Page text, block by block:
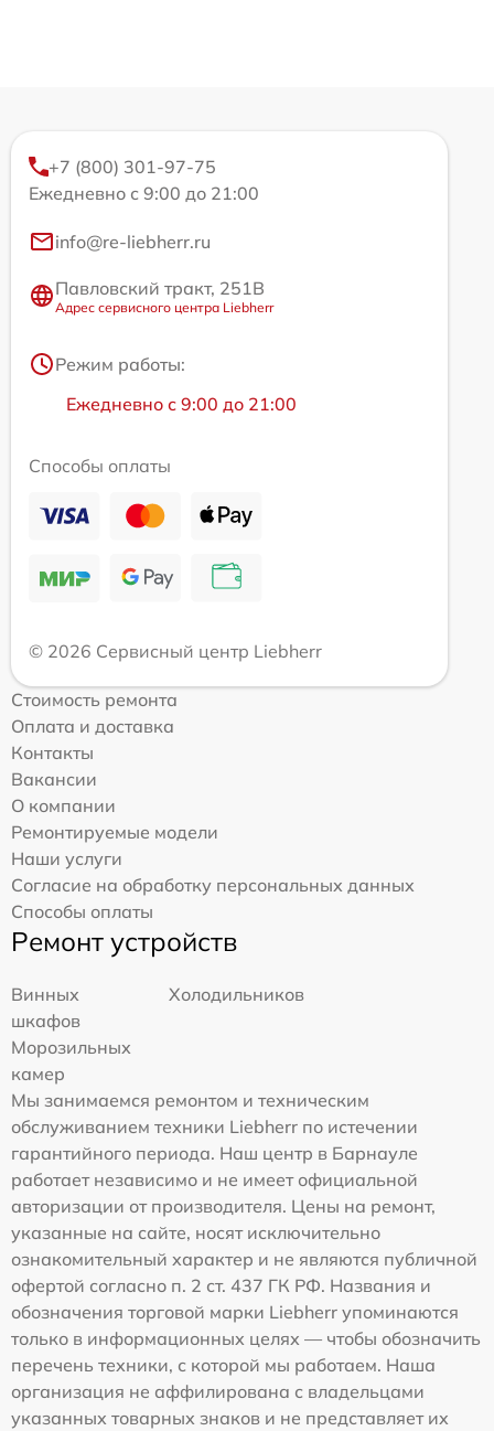
+7 (800) 301-97-75
Ежедневно с 9:00 до 21:00
info@re-liebherr.ru
Павловский тракт, 251В
Адрес сервисного центра Liebherr
Режим работы:
Ежедневно с 9:00 до 21:00
Способы оплаты
© 2026 Сервисный центр Liebherr
Стоимость ремонта
Оплата и доставка
Контакты
Вакансии
О компании
Ремонтируемые модели
Наши услуги
Согласие на обработку персональных данных
Способы оплаты
Ремонт устройств
Винных
шкафов
Холодильников
Морозильных
камер
Мы занимаемся ремонтом и техническим
обслуживанием техники Liebherr по истечении
гарантийного периода. Наш центр в Барнауле
работает независимо и не имеет официальной
авторизации от производителя. Цены на ремонт,
указанные на сайте, носят исключительно
ознакомительный характер и не являются публичной
офертой согласно п. 2 ст. 437 ГК РФ. Названия и
обозначения торговой марки Liebherr упоминаются
только в информационных целях — чтобы обозначить
перечень техники, с которой мы работаем. Наша
организация не аффилирована с владельцами
указанных товарных знаков и не представляет их